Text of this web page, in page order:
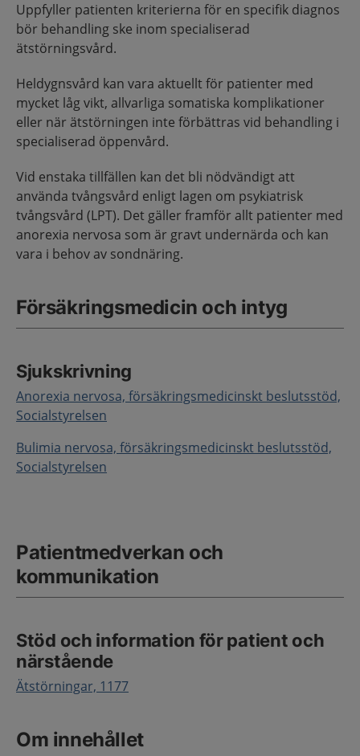
Uppfyller patienten kriterierna för en specifik diagnos
bör behandling ske inom specialiserad
ätstörningsvård.
Heldygnsvård kan vara aktuellt för patienter med
mycket låg vikt, allvarliga somatiska komplikationer
eller när ätstörningen inte förbättras vid behandling i
specialiserad öppenvård.
Vid enstaka tillfällen kan det bli nödvändigt att
använda tvångsvård enligt lagen om psykiatrisk
tvångsvård (LPT). Det gäller framför allt patienter med
anorexia nervosa som är gravt undernärda och kan
vara i behov av sondnäring.
Försäkringsmedicin och intyg
Sjukskrivning
Anorexia nervosa, försäkringsmedicinskt beslutsstöd,
Socialstyrelsen
Bulimia nervosa, försäkringsmedicinskt beslutsstöd,
Socialstyrelsen
Patientmedverkan och
kommunikation
Stöd och information för patient och
närstående
Ätstörningar, 1177
Om innehållet